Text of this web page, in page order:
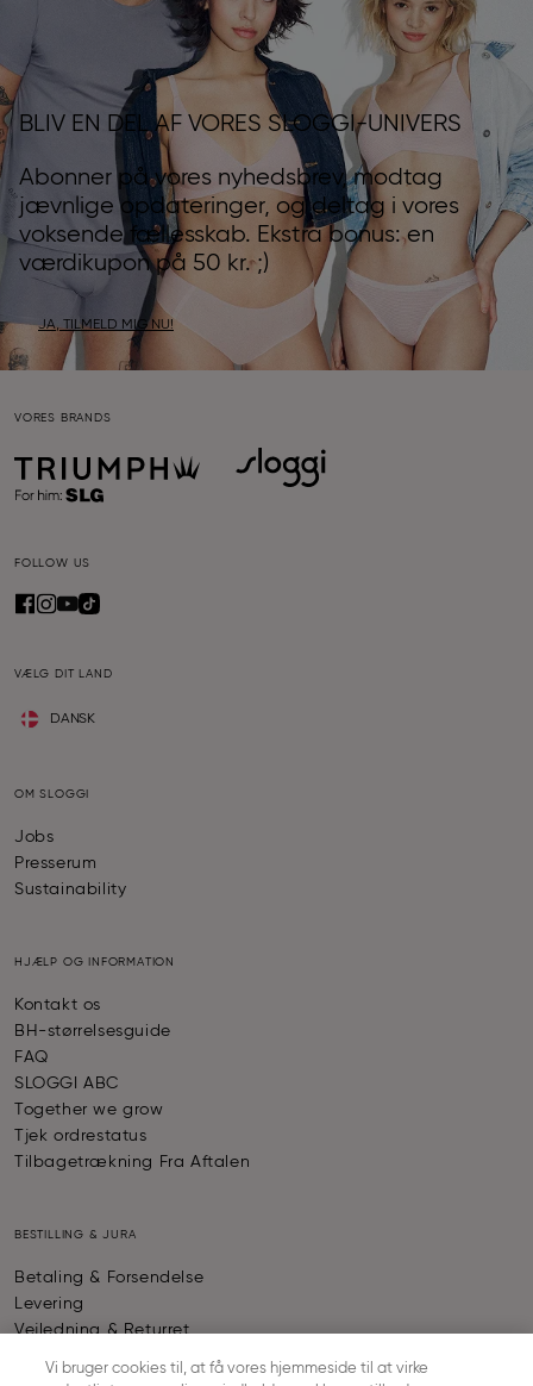
BLIV EN DEL AF VORES SLOGGI-UNIVERS
Abonner på vores nyhedsbrev, modtag
jævnlige opdateringer, og deltag i vores
voksende fællesskab. Ekstra bonus: en
værdikupon på 50 kr. ;)
JA, TILMELD MIG NU!
VORES BRANDS
FOLLOW US
VÆLG DIT LAND
DANSK
OM SLOGGI
Jobs
Presserum
Sustainability
HJÆLP OG INFORMATION
Kontakt os
BH-størrelsesguide
FAQ
SLOGGI ABC
Together we grow
Tjek ordrestatus
Tilbagetrækning Fra Aftalen
BESTILLING & JURA
Betaling & Forsendelse
Levering
Vejledning & Returret
Almindelige forretningsbetingelser
Vi bruger cookies til, at få vores hjemmeside til at virke